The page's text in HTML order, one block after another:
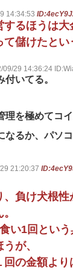
14:34:53
るほうは大
儲けたとい
09/29 14:36:24
いてる。
理を極めてコ
なるか、パソコ
21:20:37
、負け犬根
い1回とい
が、
回の金額よ